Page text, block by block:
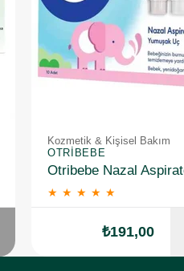
Kozmetik & Kişisel Bakım
OTRIBEBE
★ ★ ★ ★ ★
₺191,00